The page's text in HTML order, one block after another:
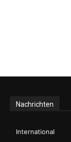
Nachrichten
International